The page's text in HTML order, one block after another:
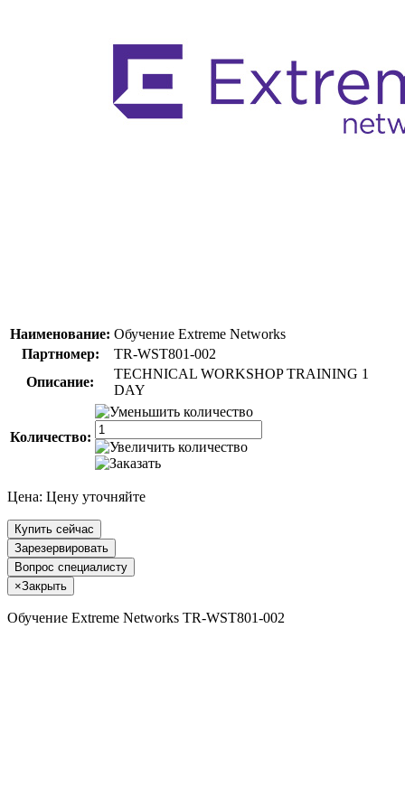
Наименование: Обучение Extreme Networks
Партномер:
TR-WST801-002
Описание:
TECHNICAL WORKSHOP TRAINING 1
DAY
Количество:
Цена: Цену уточняйте
Купить сейчас
Зарезервировать
Вопрос специалисту
×Закрыть
Обучение Extreme Networks TR-WST801-002